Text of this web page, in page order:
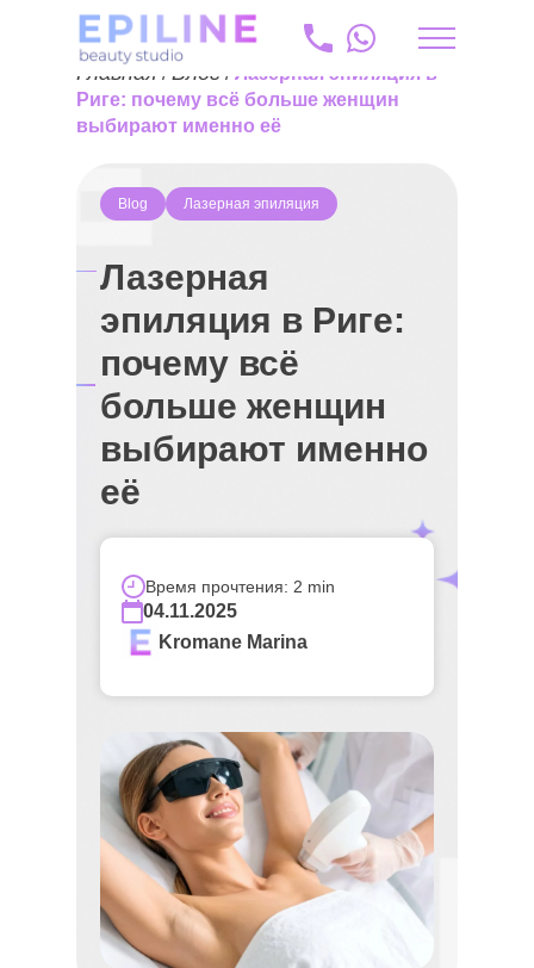
lv
info@epiline.lv
Главная / Блог / Лазерная эпиляция в
Риге: почему всё больше женщин
выбирают именно её
Blog Лазерная эпиляция
Лазерная
эпиляция в Риге:
почему всё
больше женщин
выбирают именно
её
Время прочтения: 2 min
Kromane Marina
04.11.2025